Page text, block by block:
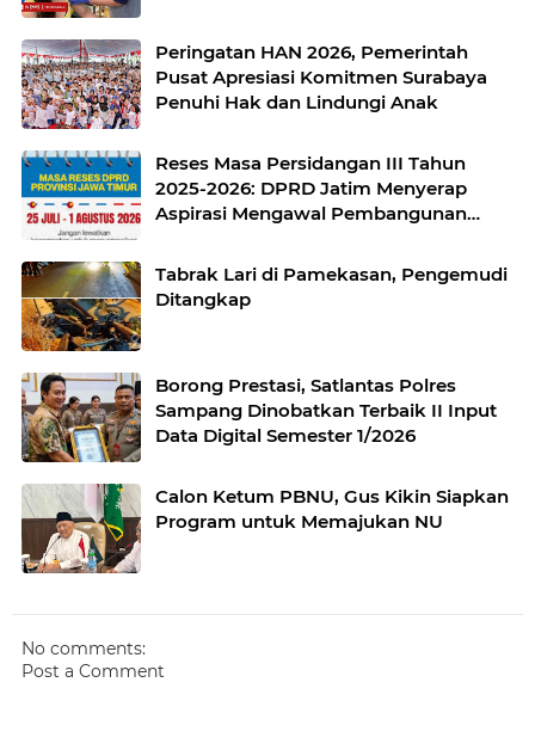
Peringatan HAN 2026, Pemerintah
Pusat Apresiasi Komitmen Surabaya
Penuhi Hak dan Lindungi Anak
Reses Masa Persidangan III Tahun
2025-2026: DPRD Jatim Menyerap
Aspirasi Mengawal Pembangunan
Tabrak Lari di Pamekasan, Pengemudi
Ditangkap
Borong Prestasi, Satlantas Polres
Sampang Dinobatkan Terbaik II Input
Data Digital Semester 1/2026
Calon Ketum PBNU, Gus Kikin Siapkan
Program untuk Memajukan NU
No comments:
Post a Comment